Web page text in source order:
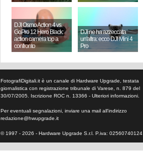
DJI Osmo Action 4 vs.
GoPro 12 Hero Black:
action camera top a
confronto
DJI ne ha azzeccata
un'altra: ecco DJI Mini 4
Pro
FotografiDigitali.it è un canale di Hardware Upgrade, testata
giornalistica con registrazione tribunale di Varese, n. 879 del
30/07/2005. Iscrizione ROC n. 13366 - Ulteriori informazioni
Per eventuali segnalazioni, inviare una mail all'indirizzo
redazione@hwupgrade.it
© 1997 - 2026 - Hardware Upgrade S.r.l. P.iva: 02560740124